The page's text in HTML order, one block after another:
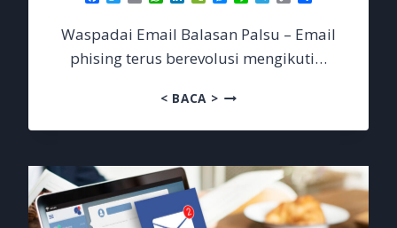
Link
Waspadai Email Balasan Palsu – Email
phising terus berevolusi mengikuti…
< BACA >WASPADAI
BALASAN